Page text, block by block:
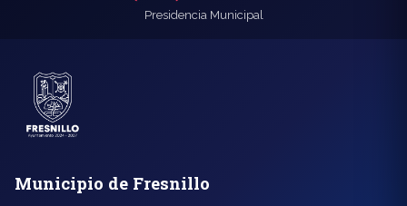
Presidencia Municipal
Municipio de Fresnillo